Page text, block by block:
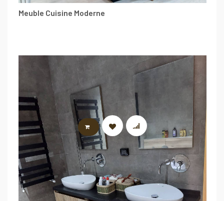
Meuble Cuisine Moderne
LIRE LA SUITE